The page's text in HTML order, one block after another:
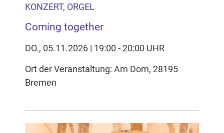
KONZERT, ORGEL
Coming together
DO., 05.11.2026 | 19:00 - 20:00 UHR
Ort der Veranstaltung: Am Dom, 28195
Bremen